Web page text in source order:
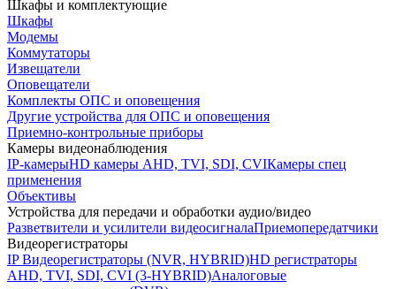
Шкафы и комплектующие
Шкафы
Модемы
Коммутаторы
Извещатели
Оповещатели
Комплекты ОПС и оповещения
Другие устройства для ОПС и оповещения
Приемно-контрольные приборы
Камеры видеонаблюдения
IP-камерыHD камеры AHD, TVI, SDI, CVIКамеры спец
применения
Объективы
Устройства для передачи и обработки аудио/видео
Разветвители и усилители видеосигналаПриемопередатчики
Видеорегистраторы
IP Видеорегистраторы (NVR, HYBRID)HD регистраторы
AHD, TVI, SDI, CVI (3-HYBRID)Аналоговые